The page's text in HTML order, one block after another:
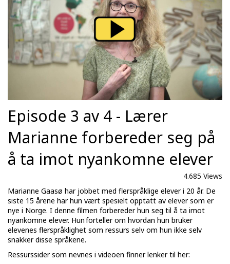
Episode 3 av 4 - Lærer
Marianne forbereder seg på
å ta imot nyankomne elever
4.685 Views
Marianne Gaasø har jobbet med flerspråklige elever i 20 år. De
siste 15 årene har hun vært spesielt opptatt av elever som er
nye i Norge. I denne filmen forbereder hun seg til å ta imot
nyankomne elever. Hun forteller om hvordan hun bruker
elevenes flerspråklighet som ressurs selv om hun ikke selv
snakker disse språkene.
Ressurssider som nevnes i videoen finner lenker til her: